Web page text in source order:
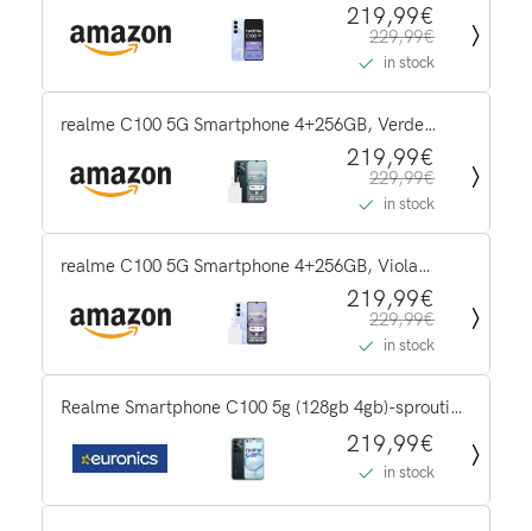
Fiorito,Display LCD 6,8" 144Hz,Batteria 6600mAh
a lunga durata,Ricarica super veloce
219,99€
229,99€
in stock
realme C100 5G Smartphone 4+256GB, Verde
Germoglio, Schermo 6,8 pollici, Display LCD
144Hz, Ricarica Ultra Veloce 45W, Batteria
6600mAh, Fotocamera AI 50MP,...
219,99€
229,99€
in stock
realme C100 5G Smartphone 4+256GB, Viola
Fiorito, Schermo 6,8 pollici, Display LCD 144Hz,
Ricarica Ultra Veloce 45W, Batteria 6600mAh,
Fotocamera AI 50MP,...
219,99€
229,99€
in stock
Realme Smartphone C100 5g (128gb 4gb)-sprouting
219,99€
in stock